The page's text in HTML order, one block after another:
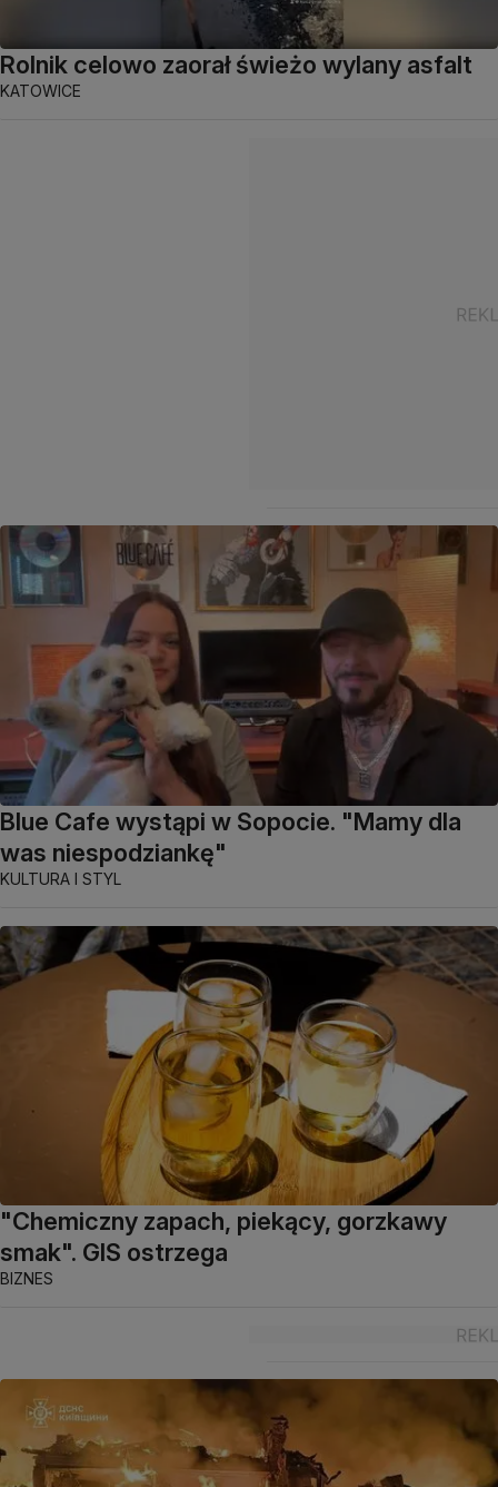
Rolnik celowo zaorał świeżo wylany asfalt
KATOWICE
Blue Cafe wystąpi w Sopocie. "Mamy dla
was niespodziankę"
KULTURA I STYL
"Chemiczny zapach, piekący, gorzkawy
smak". GIS ostrzega
BIZNES